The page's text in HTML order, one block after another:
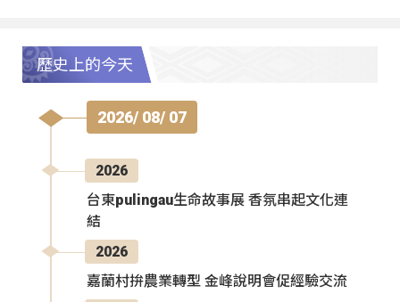
歷史上的今天
2026/ 08/ 07
2026
台東pulingau生命故事展 香氛串起文化連
結
2026
嘉蘭村拚農業轉型 金峰說明會促經驗交流